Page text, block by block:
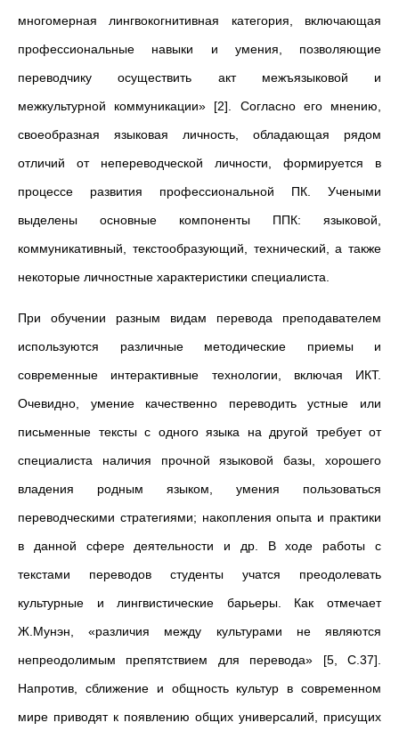
многомерная лингвокогнитивная категория, включающая
профессиональные навыки и умения, позволяющие
переводчику осуществить акт межъязыковой и
межкультурной коммуникации» [2]. Согласно его мнению,
своеобразная языковая личность, обладающая рядом
отличий от непереводческой личности, формируется в
процессе развития профессиональной ПК. Учеными
выделены основные компоненты ППК: языковой,
коммуникативный, текстообразующий, технический, а также
некоторые личностные характеристики специалиста.
При обучении разным видам перевода преподавателем
используются различные методические приемы и
современные интерактивные технологии, включая ИКТ.
Очевидно, умение качественно переводить устные или
письменные тексты с одного языка на другой требует от
специалиста наличия прочной языковой базы, хорошего
владения родным языком, умения пользоваться
переводческими стратегиями; накопления опыта и практики
в данной сфере деятельности и др. В ходе работы с
текстами переводов студенты учатся преодолевать
культурные и лингвистические барьеры. Как отмечает
Ж.Мунэн, «различия между культурами не являются
непреодолимым препятствием для перевода» [5, С.37].
Напротив, сближение и общность культур в современном
мире приводят к появлению общих универсалий, присущих